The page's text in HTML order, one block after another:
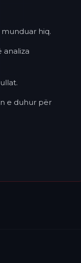
hiq.
analiza
e duhur për